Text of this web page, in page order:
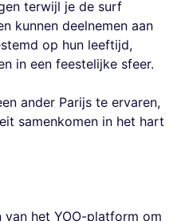
terwijl je de surf
kunnen deelnemen aan
op hun leeftijd,
in een feestelijke sfeer.
ander Parijs te ervaren,
samenkomen in het hart
het YOO-platform om